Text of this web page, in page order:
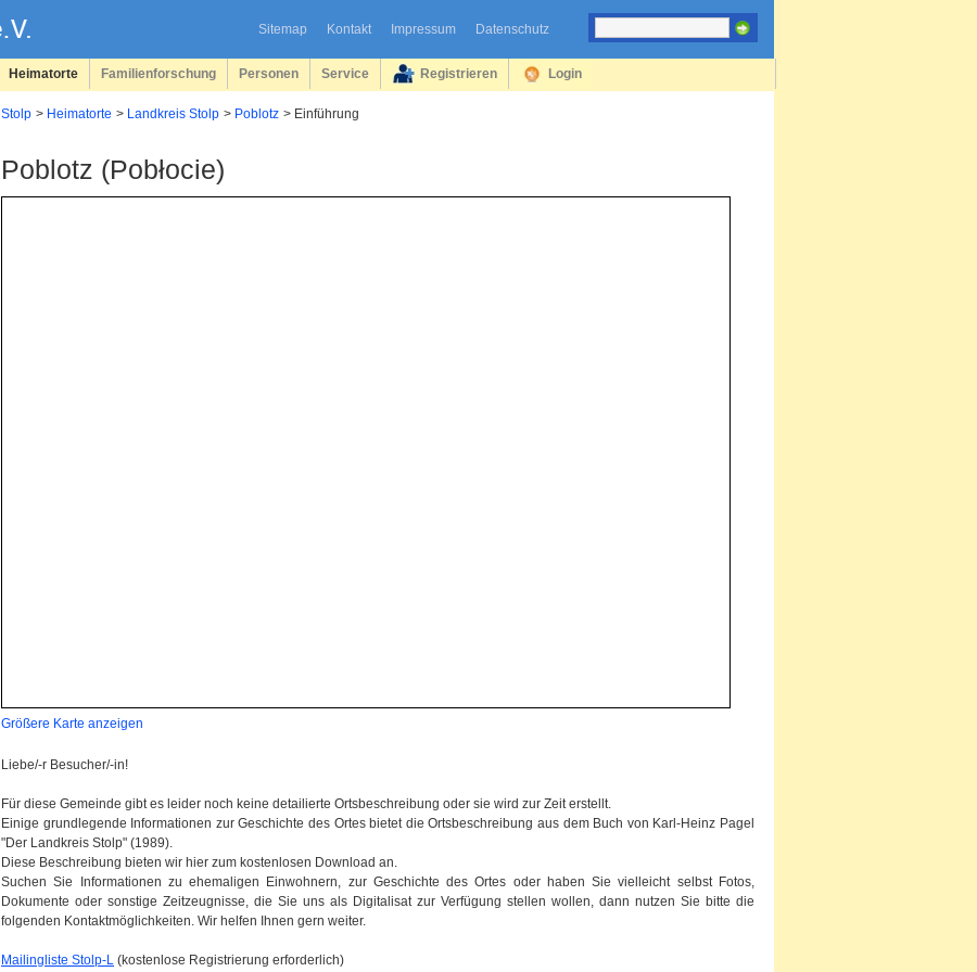
Sitemap Kontakt Impressum Datenschutz
Heimatorte Familienforschung Personen Service Registrieren Login
Stolp Heimatorte Landkreis Stolp Poblotz Einführung
Poblotz (Pobłocie)
Größere Karte anzeigen
Liebe/-r Besucher/-in!
Für diese Gemeinde gibt es leider noch keine detailierte Ortsbeschreibung oder sie wird zur Zeit erstellt.
Einige grundlegende Informationen zur Geschichte des Ortes bietet die Ortsbeschreibung aus dem Buch von Karl-Heinz Pagel
"Der Landkreis Stolp" (1989).
Diese Beschreibung bieten wir hier zum kostenlosen Download an.
Suchen Sie Informationen zu ehemaligen Einwohnern, zur Geschichte des Ortes oder haben Sie vielleicht selbst Fotos,
Dokumente oder sonstige Zeitzeugnisse, die Sie uns als Digitalisat zur Verfügung stellen wollen, dann nutzen Sie bitte die
folgenden Kontaktmöglichkeiten. Wir helfen Ihnen gern weiter.
Mailingliste Stolp-L (kostenlose Registrierung erforderlich)